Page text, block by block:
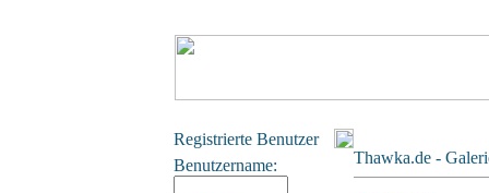
Registrierte Benutzer
Benutzername:
Thawka.de -